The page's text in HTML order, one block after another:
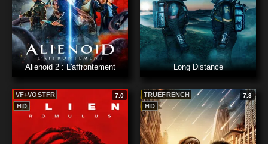
Alienoid 2 : L'affrontement Long Distance
HD
VF+VOSTFR 7.0
HD
TRUEFRENCH 7.3